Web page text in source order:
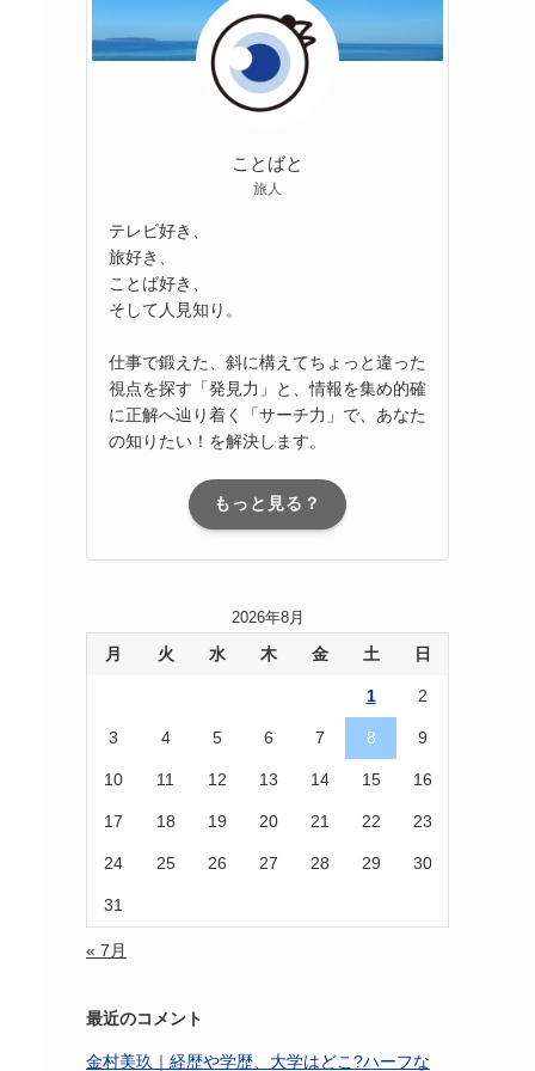
ことばと
旅人
テレビ好き、
旅好き、
ことば好き、
そして人見知り。
仕事で鍛えた、斜に構えてちょっと違った
視点を探す「発見力」と、情報を集め的確
に正解へ辿り着く「サーチ力」で、あなた
の知りたい！を解決します。
もっと見る？
2026年8月
月 火 水 木 金 土 日
1 2
3 4 5 6 7 8 9
10 11 12 13 14 15 16
17 18 19 20 21 22 23
24 25 26 27 28 29 30
31
« 7月
最近のコメント
金村美玖｜経歴や学歴、大学はどこ?ハーフな